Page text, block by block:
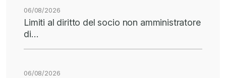
06/08/2026
Limiti al diritto del socio non amministratore
di…
06/08/2026